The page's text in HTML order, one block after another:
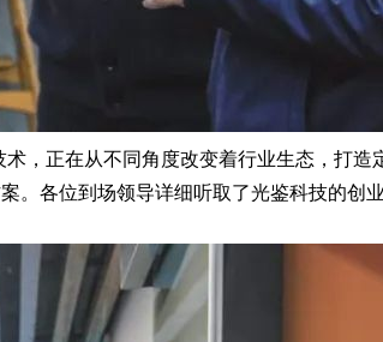
，正在从不同角度改变着行业生态，打造
。 各位到场领导详细听取了光鉴科技的创